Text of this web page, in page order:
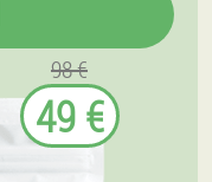
98 €
49 €